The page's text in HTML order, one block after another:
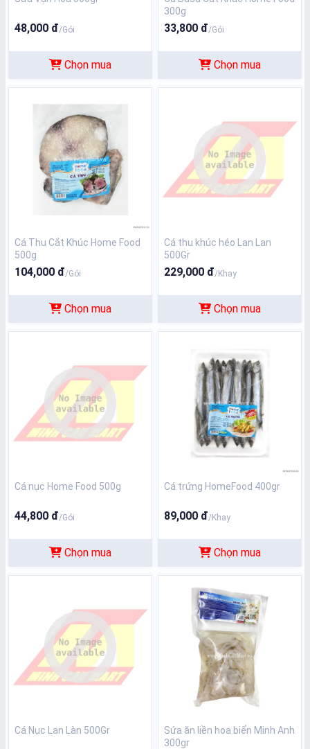
48,000 đ/Gói
Chọn mua
300g
33,800 đ/Gói
Chọn mua
Cá Thu Cắt Khúc Home Food
500g
104,000 đ/Gói
Chọn mua
Cá thu khúc héo Lan Lan
500Gr
229,000 đ/Khay
Chọn mua
Cá nục Home Food 500g
44,800 đ/Gói
Chọn mua
Cá trứng HomeFood 400gr
89,000 đ/Khay
Chọn mua
Cá Nục Lan Làn 500Gr
Sứa ăn liền hoa biển Minh Anh
300gr